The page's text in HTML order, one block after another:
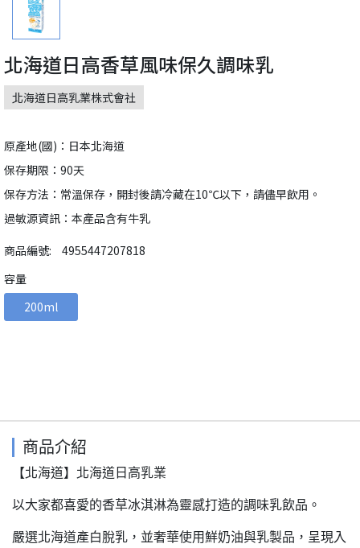
北海道日高香草風味保久調味乳
北海道日高乳業株式會社
原產地(國)：日本北海道
保存期限：90天
保存方法：常溫保存，開封後請冷藏在10℃以下，請儘早飲用。
過敏源資訊：本產品含有牛乳
商品編號:
4955447207818
容量
200ml
商品介紹
【北海道】北海道日高乳業
以大家都喜愛的香草冰淇淋為靈感打造的調味乳飲品。
嚴選北海道產白脫乳，並奢華使用鮮奶油與乳製品，呈現入